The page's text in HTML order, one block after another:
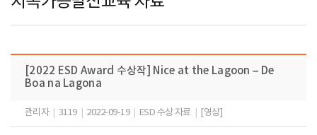
[2022 ESD Award 수상작] Nice at the Lagoon – De
Boa na Lagona
관리자 3119 2022-09-19 ESD 수상 자료 [영상]